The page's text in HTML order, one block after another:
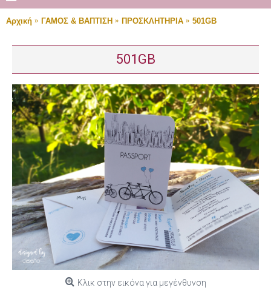
Αρχική ΓΑΜΟΣ & ΒΑΠΤΙΣΗ ΠΡΟΣΚΛΗΤΗΡΙΑ 501GB
501GB
Κλικ στην εικόνα για μεγένθυνση